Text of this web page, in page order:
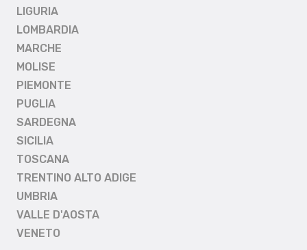
LIGURIA
LOMBARDIA
MARCHE
MOLISE
PIEMONTE
PUGLIA
SARDEGNA
SICILIA
TOSCANA
TRENTINO ALTO ADIGE
UMBRIA
VALLE D'AOSTA
VENETO